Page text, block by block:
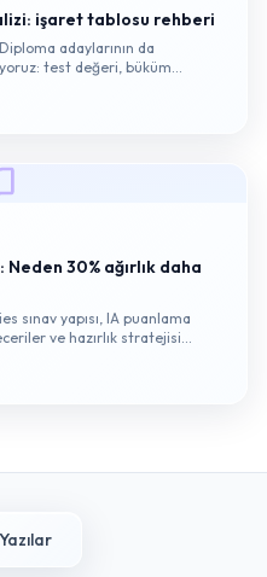
işaret tablosu rehberi
adaylarının da
test değeri, büküm
30% ağırlık daha
sınav yapısı, IA puanlama
ve hazırlık stratejisi